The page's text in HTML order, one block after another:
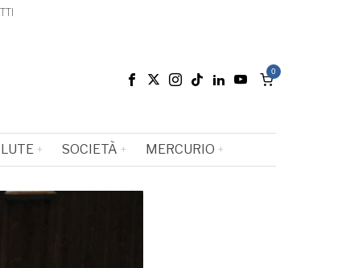
0
SOCIETÀ MERCURIO